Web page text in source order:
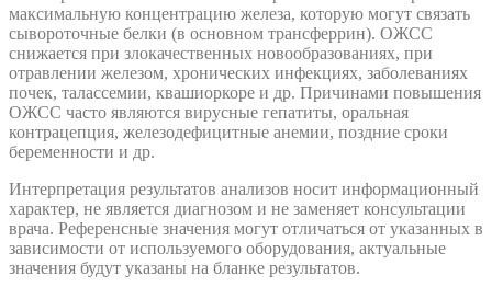
максимальную концентрацию железа, которую могут связать
сывороточные белки (в основном трансферрин). ОЖСС
снижается при злокачественных новообразованиях, при
отравлении железом, хронических инфекциях, заболеваниях
почек, талассемии, квашиоркоре и др. Причинами повышения
ОЖСС часто являются вирусные гепатиты, оральная
контрацепция, железодефицитные анемии, поздние сроки
беременности и др.
Интерпретация результатов анализов носит информационный
характер, не является диагнозом и не заменяет консультации
врача. Референсные значения могут отличаться от указанных в
зависимости от используемого оборудования, актуальные
значения будут указаны на бланке результатов.